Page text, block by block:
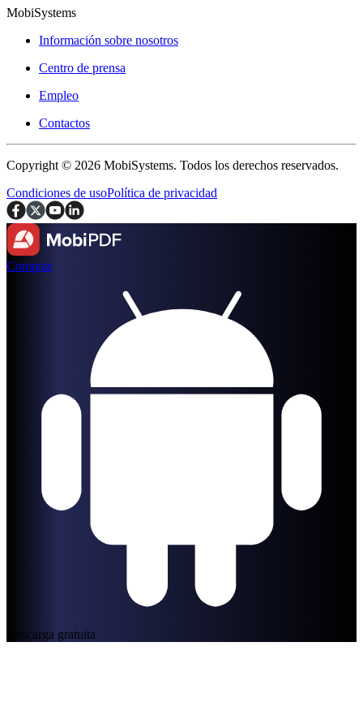
MobiSystems
Información sobre nosotros
Centro de prensa
Empleo
Contactos
Copyright © 2026 MobiSystems. Todos los derechos reservados.
Condiciones de usoPolítica de privacidad
Comprar
Descarga gratuita